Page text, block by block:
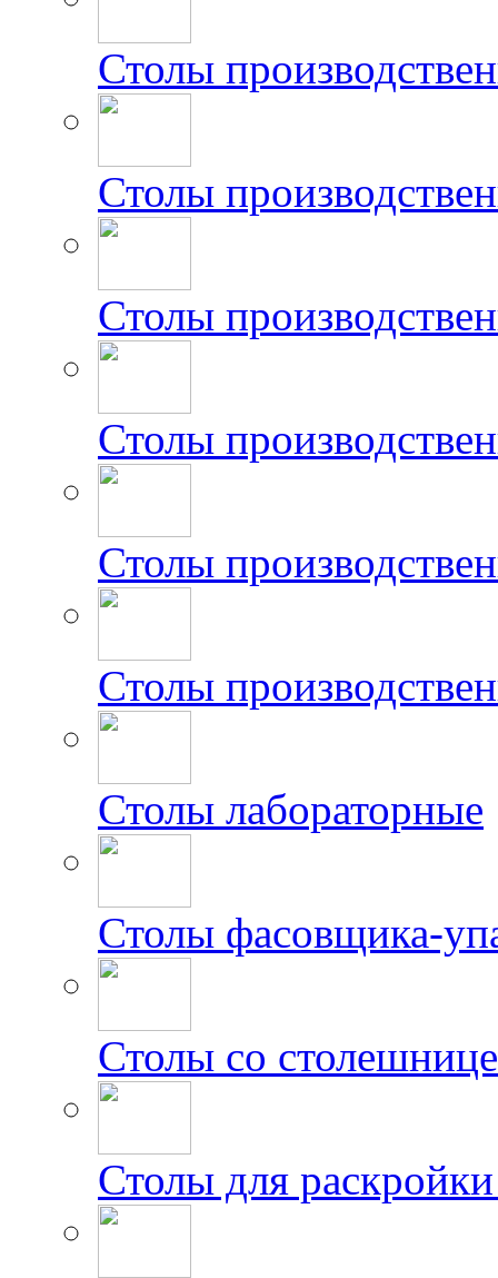
Столы
Столы
Столы
Столы
Столы
Столы
Столы лабораторные
Столы фасовщика-
Столы со
Столы для раскройки